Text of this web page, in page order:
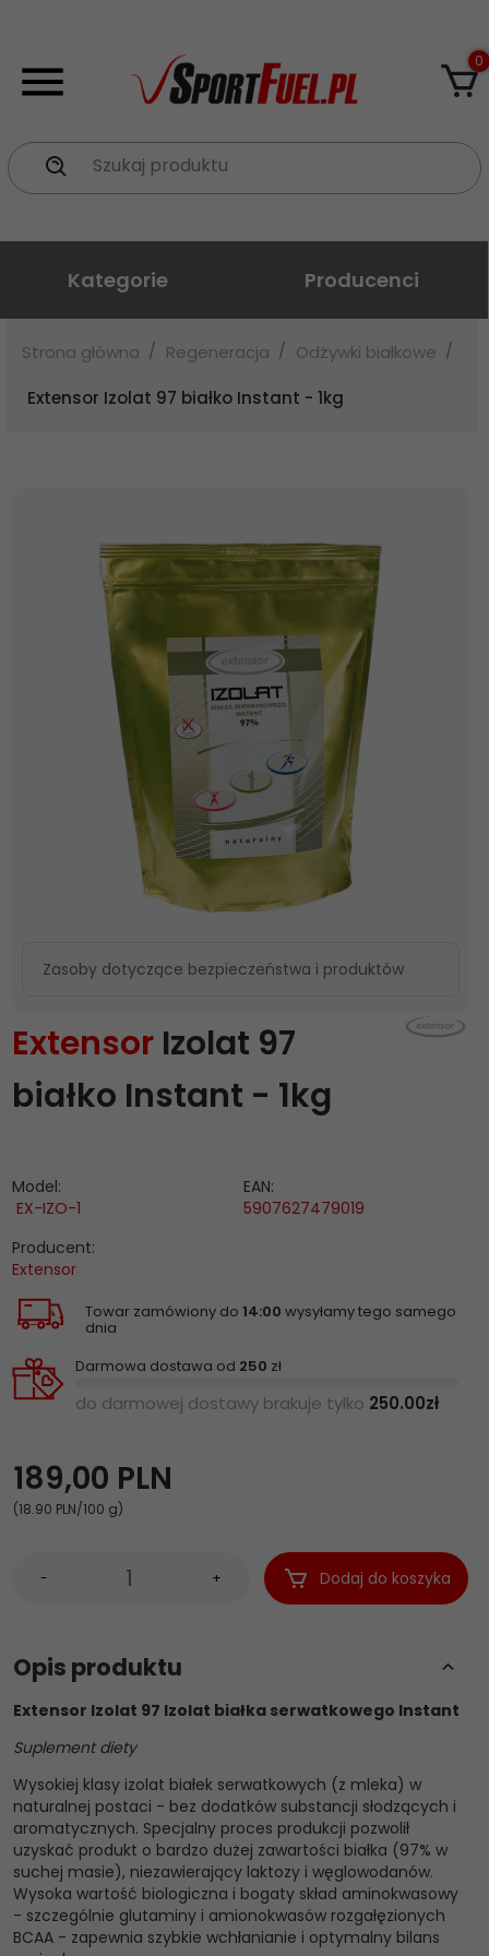
Szukaj produktu
0
Kategorie Producenci
Strona główna Regeneracja
Odżywki białkowe
Extensor Izolat 97 białko Instant - 1kg
Extensor Izolat 97
białko Instant - 1kg
Zasoby dotyczące bezpieczeństwa i produktów
Model:
EX-IZO-1
EAN:
5907627479019
Producent:
Extensor
Towar zamówiony do 14:00 wysyłamy tego samego
dnia
Darmowa dostawa od 250 zł
do darmowej dostawy brakuje tylko 250.00zł
189,00 PLN
(18.90 PLN/100 g)
- + Dodaj do koszyka
Opis produktu
Extensor Izolat 97 Izolat białka serwatkowego Instant
Suplement diety
Wysokiej klasy izolat białek serwatkowych (z mleka) w
naturalnej postaci - bez dodatków substancji słodzących i
aromatycznych. Specjalny proces produkcji pozwolił
uzyskać produkt o bardzo dużej zawartości białka (97% w
suchej masie), niezawierający laktozy i węglowodanów.
Wysoka wartość biologiczna i bogaty skład aminokwasowy
- szczególnie glutaminy i amionokwasów rozgałęzionych
BCAA - zapewnia szybkie wchłanianie i optymalny bilans